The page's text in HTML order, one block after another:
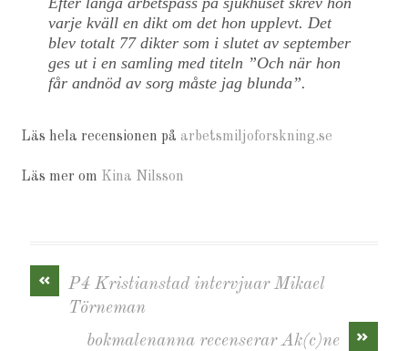
varje kväll en dikt om det hon upplevt. Det
blev totalt 77 dikter som i slutet av september
ges ut i en samling med titeln ”Och när hon
får andnöd av sorg måste jag blunda”.
Läs hela recensionen på arbetsmiljoforskning.se
Läs mer om Kina Nilsson
«
P4 Kristianstad intervjuar Mikael
Törneman
»
bokmalenanna recenserar Ak(c)ne